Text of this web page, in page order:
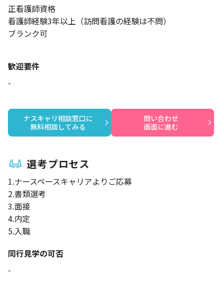
正看護師資格
看護師経験3年以上（訪問看護の経験は不問）
ブランク可
歓迎要件
-
ナスキャリ相談窓口に
無料相談してみる
問い合わせ
画面に進む
選考プロセス
1.ナースペースキャリアよりご応募
2.書類選考
3.面接
4.内定
5.入職
同行見学の可否
-